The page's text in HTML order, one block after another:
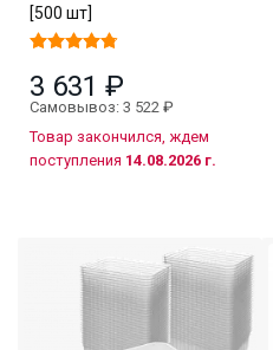
[500 шт]
3 631 ₽
Самовывоз: 3 522 ₽
Товар закончился, ждем
поступления 14.08.2026 г.